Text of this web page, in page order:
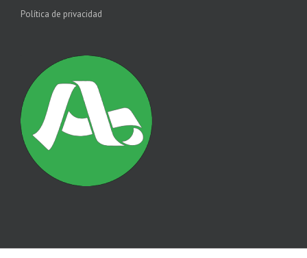
Política de privacidad